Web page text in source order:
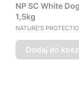
NP SC White
1,5kg
PRODUCENT
NATURE'S
Dodaj do